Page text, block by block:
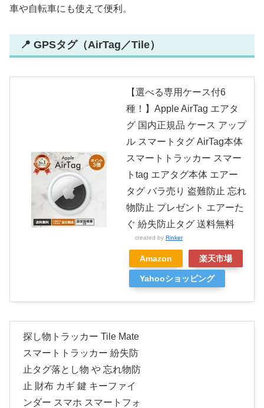
車や自転車にも使えて便利。
📍 GPSタグ（AirTag／Tile）
【選べる専用ケース付6
種！】Apple AirTag エアタ
グ 国内正規品 ケース アップ
ル スマートタグ AirTag本体
スマートトラッカー スマー
トtag エアタグ本体 エアー
タグ バラ売り 盗難防止 忘れ
物防止 プレゼント エアーた
ぐ 紛失防止タグ 送料無料
created by Rinker
Amazon 楽天市場
Yahooショッピング
探し物トラッカー Tile Mate
スマートトラッカー 紛失防
止タグ落とし物 や 忘れ物防
止 財布 カギ 鍵 キーファイ
ンダー スマホ スマートフォ